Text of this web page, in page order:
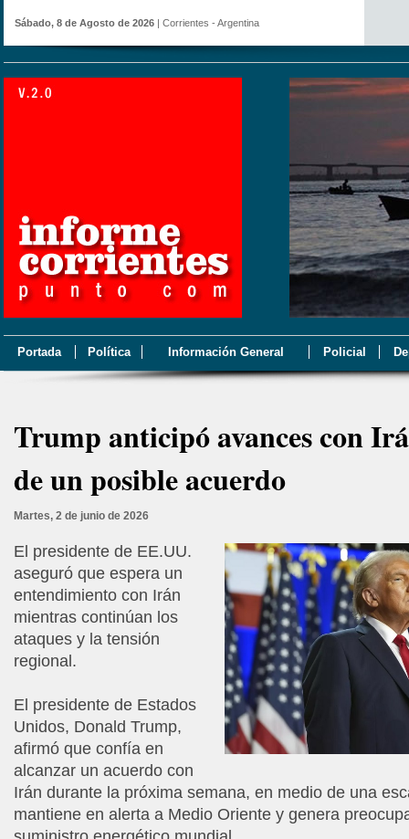
Sábado, 8 de Agosto de 2026 | Corrientes - Argentina
Portada Política Información General Policial
Trump anticipó avances con
de un posible acuerdo
Martes, 2 de junio de 2026
El presidente de EE.UU.
aseguró que espera un
entendimiento con Irán
mientras continúan los
ataques y la tensión
regional.
El presidente de Estados
Unidos, Donald Trump,
afirmó que confía en
alcanzar un acuerdo con
Irán durante la próxima semana, en medio de una
mantiene en alerta a Medio Oriente y genera